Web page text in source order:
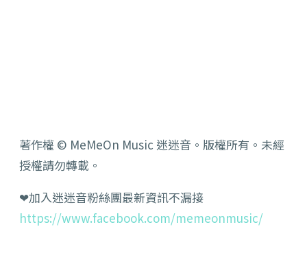
著作權 © MeMeOn Music 迷迷音。版權所有。未經
授權請勿轉載。
❤加入迷迷音粉絲團最新資訊不漏接
https://www.facebook.com/memeonmusic/